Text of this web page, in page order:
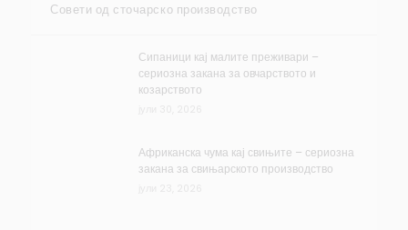
Совети од сточарско производство
Сипаници кај малите преживари –
сериозна закана за овчарството и
козарството
Африканска чума кај свињите – сериозна
закана за свињарското производство